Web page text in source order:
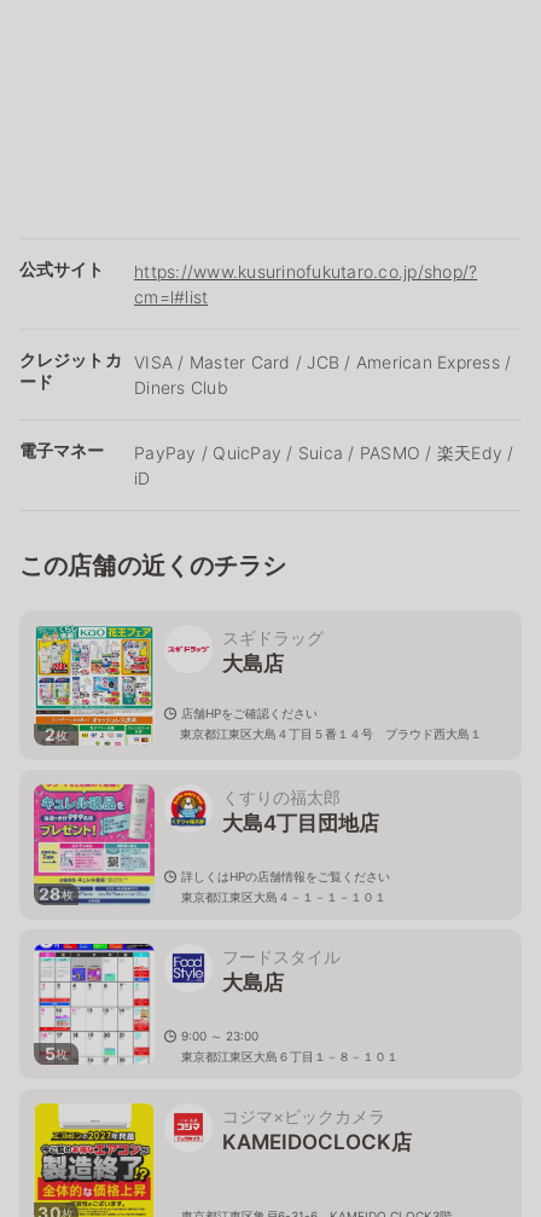
公式サイト
https://www.kusurinofukutaro.co.jp/shop/?
cm=l#list
クレジットカ
ード
VISA / Master Card / JCB / American Express /
Diners Club
電子マネー
PayPay / QuicPay / Suica / PASMO / 楽天Edy /
iD
この店舗の近くのチラシ
2枚
スギドラッグ
大島店
店舗HPをご確認ください
東京都江東区大島４丁目５番１４号 プラウド西大島１
28枚
くすりの福太郎
大島4丁目団地店
詳しくはHPの店舗情報をご覧ください
東京都江東区大島４－１－１－１０１
5枚
フードスタイル
大島店
9:00 ～ 23:00
東京都江東区大島６丁目１－８－１０１
30枚
コジマ×ビックカメラ
KAMEIDOCLOCK店